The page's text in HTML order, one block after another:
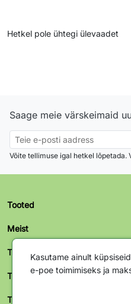
Hetkel pole ühtegi ülevaadet
Saage meie värskeimaid
Võite tellimuse igal hetkel lõpetada.
Tooted
Meist
Teie konto
Tallinn kontor-ladu
Tartu kontor-ladu
Kasutame ainult
e-poe toimimiseks ja